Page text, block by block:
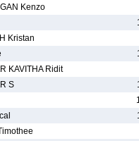
Kenzo
Kristan
KAVITHA Ridit
S